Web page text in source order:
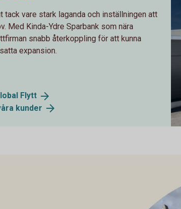
tack vare stark laganda och inställningen att
Med Kinda-Ydre Sparbank som nära
snabb återkoppling för att kunna
expansion.
Flytt
kunder